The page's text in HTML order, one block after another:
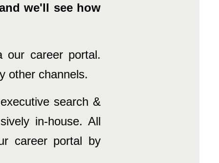
we'll see how
our career portal.
other channels.
search &
in-house. All
career portal by